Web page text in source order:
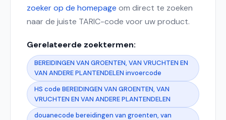
zoeker op de homepage om direct te zoeken
naar de juiste TARIC-code voor uw product.
Gerelateerde zoektermen:
BEREIDINGEN VAN GROENTEN, VAN VRUCHTEN EN
VAN ANDERE PLANTENDELEN invoercode
HS code BEREIDINGEN VAN GROENTEN, VAN
VRUCHTEN EN VAN ANDERE PLANTENDELEN
douanecode bereidingen van groenten, van